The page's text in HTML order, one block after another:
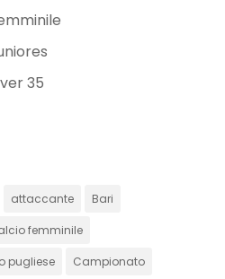
35
attaccante Bari
femminile
pugliese Campionato